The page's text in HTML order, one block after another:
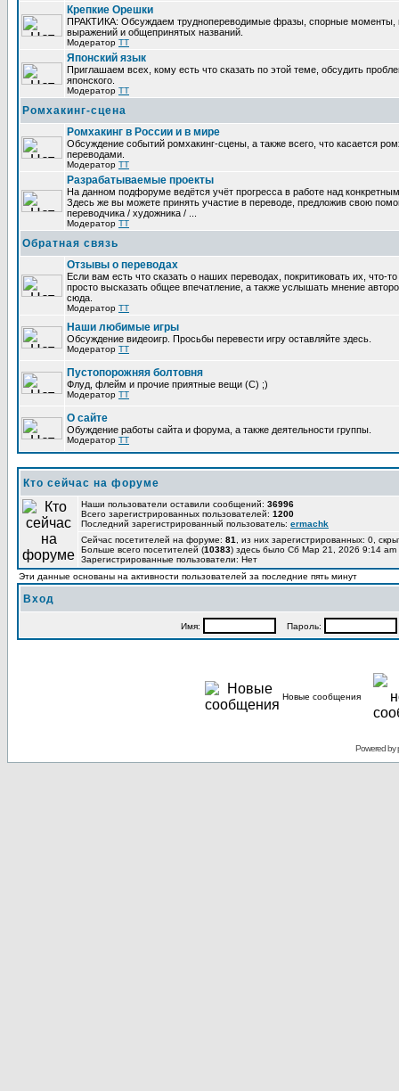
Крепкие Орешки
ПРАКТИКА: Обсуждаем труднопереводимые фразы, спорные моменты,
выражений и общепринятых названий.
Модератор TT
Японский язык
Приглашаем всех, кому есть что сказать по этой теме, обсудить
японского.
Модератор TT
Ромхакинг-сцена
Ромхакинг в России и в мире
Обсуждение событий ромхакинг-сцены, а также всего, что касается
переводами.
Модератор TT
Разрабатываемые проекты
На данном подфоруме ведётся учёт прогресса в работе над
Здесь же вы можете принять участие в переводе, предложив свою
переводчика / художника / ...
Модератор TT
Обратная связь
Отзывы о переводах
Если вам есть что сказать о наших переводах, покритиковать их, что-
просто высказать общее впечатление, а также услышать мнение
сюда.
Модератор TT
Наши любимые игры
Обсуждение видеоигр. Просьбы перевести игру оставляйте здесь.
Модератор TT
Пустопорожняя болтовня
Флуд, флейм и прочие приятные вещи (C) ;)
Модератор TT
О сайте
Обуждение работы сайта и форума, а также деятельности группы.
Модератор TT
Кто сейчас на форуме
Наши пользователи оставили сообщений: 36996
Всего зарегистрированных пользователей: 1200
Последний зарегистрированный пользователь: ermachk
Сейчас посетителей на форуме: 81
, из них зарегистрированных: 0,
Больше всего посетителей (10383) здесь было Сб Мар 21, 2026 9:14 am
Зарегистрированные пользователи: Нет
Эти данные основаны на активности пользователей за последние пять минут
Вход
Имя: Пароль:
Новые сообщения
Powered by